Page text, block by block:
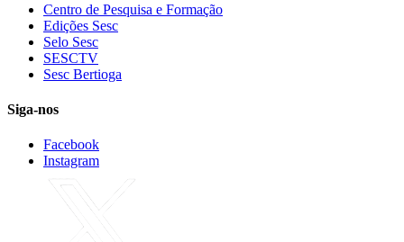
Centro de Pesquisa e Formação
Edições Sesc
Selo Sesc
SESCTV
Sesc Bertioga
Siga-nos
Facebook
Instagram